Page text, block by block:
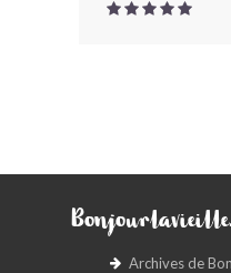
Archives de